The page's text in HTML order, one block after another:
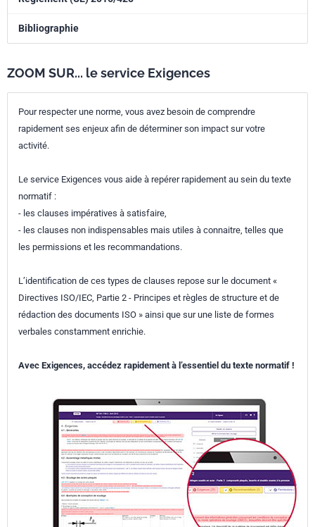
Bibliographie
ZOOM SUR... le service Exigences
Pour respecter une norme, vous avez besoin de comprendre
rapidement ses enjeux afin de déterminer son impact sur votre
activité.
Le service Exigences vous aide à repérer rapidement au sein du texte
normatif :
- les clauses impératives à satisfaire,
- les clauses non indispensables mais utiles à connaitre, telles que
les permissions et les recommandations.
L’identification de ces types de clauses repose sur le document «
Directives ISO/IEC, Partie 2 - Principes et règles de structure et de
rédaction des documents ISO » ainsi que sur une liste de formes
verbales constamment enrichie.
Avec Exigences, accédez rapidement à l’essentiel du texte normatif !